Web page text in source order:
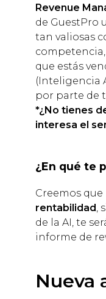
Revenue
de GuestPro
tan valiosas
que estás
(Inteligencia
por parte de
*¿No tienes
interesa el
¿En qué te
Creemos
rentabilidad,
de la AI, te
informe de
Nueva